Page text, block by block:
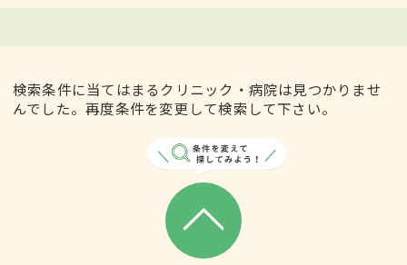
検索条件に当てはまるクリニック・病院は見つかりませ
んでした。再度条件を変更して検索して下さい。